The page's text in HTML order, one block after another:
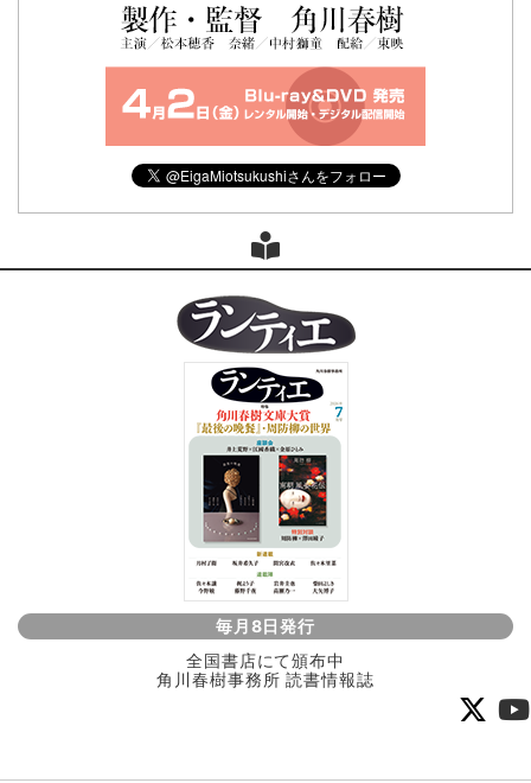
毎月8日発行
全国書店にて頒布中
角川春樹事務所 読書情報誌